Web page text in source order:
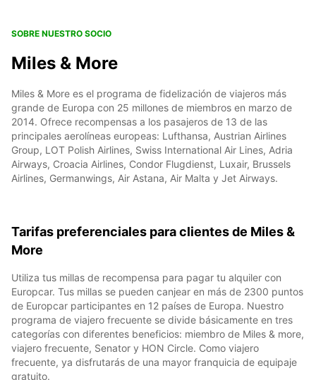
SOBRE NUESTRO SOCIO
Miles & More
Miles & More es el programa de fidelización de viajeros más
grande de Europa con 25 millones de miembros en marzo de
2014. Ofrece recompensas a los pasajeros de 13 de las
principales aerolíneas europeas: Lufthansa, Austrian Airlines
Group, LOT Polish Airlines, Swiss International Air Lines, Adria
Airways, Croacia Airlines, Condor Flugdienst, Luxair, Brussels
Airlines, Germanwings, Air Astana, Air Malta y Jet Airways.
Tarifas preferenciales para clientes de Miles &
More
Utiliza tus millas de recompensa para pagar tu alquiler con
Europcar. Tus millas se pueden canjear en más de 2300 puntos
de Europcar participantes en 12 países de Europa. Nuestro
programa de viajero frecuente se divide básicamente en tres
categorías con diferentes beneficios: miembro de Miles & more,
viajero frecuente, Senator y HON Circle. Como viajero
frecuente, ya disfrutarás de una mayor franquicia de equipaje
gratuito.